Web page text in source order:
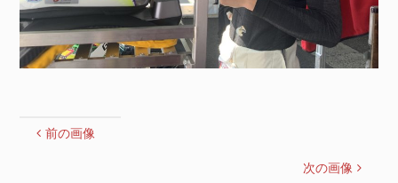
前の画像
次の画像